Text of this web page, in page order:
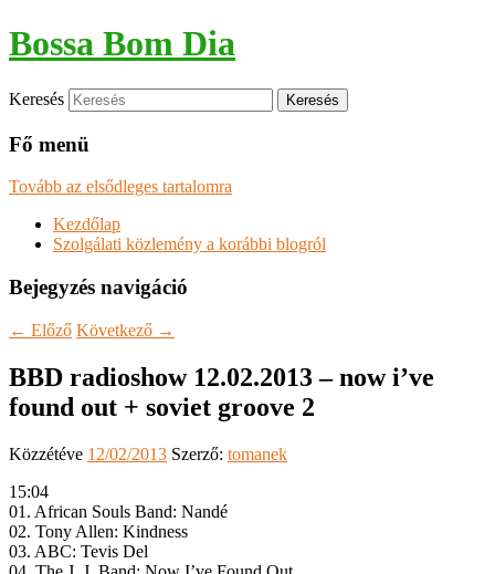
Bossa Bom Dia
Keresés
Fő menü
Tovább az elsődleges tartalomra
Kezdőlap
Szolgálati közlemény a korábbi blogról
Bejegyzés navigáció
← Előző Következő →
BBD radioshow 12.02.2013 – now i’ve
found out + soviet groove 2
Közzétéve 12/02/2013 Szerző: tomanek
15:04
01. African Souls Band: Nandé
02. Tony Allen: Kindness
03. ABC: Tevis Del